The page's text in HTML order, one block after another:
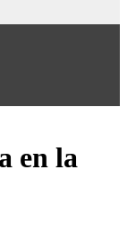
en la